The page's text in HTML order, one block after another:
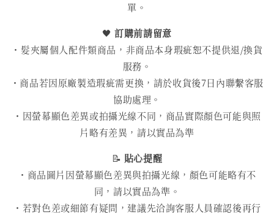
單。
🖤訂購前請留意
・髮夾屬個人配件類商品，非商品本身瑕疵恕不提供退/換貨
服務。
・商品若因原廠製造瑕疵需更換，請於收貨後7日內聯繫客服
協助處理。
・因螢幕顯色差異或拍攝光線不同，商品實際顏色可能與照
片略有差異，請以實品為準
📝 貼心提醒
・商品圖片因螢幕顯色差異與拍攝光線，顏色可能略有不
同，請以實品為準。
・若對色差或細節有疑問，建議先洽詢客服人員確認後再行